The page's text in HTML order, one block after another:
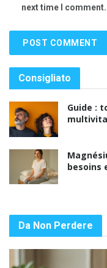
next time I comment.
Consigliato
Guide :
besoins
Da Non Perdere